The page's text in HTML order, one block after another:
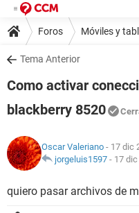
Foros Móviles y
Tema Anterior
Como activar
blackberry 8520
Oscar Valeriano - 17 dic
jorgeluis1597 - 17
quiero pasar archivos de